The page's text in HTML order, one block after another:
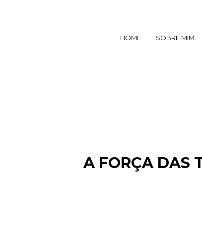
HOME SOBRE MIM.
A FORÇA DAS